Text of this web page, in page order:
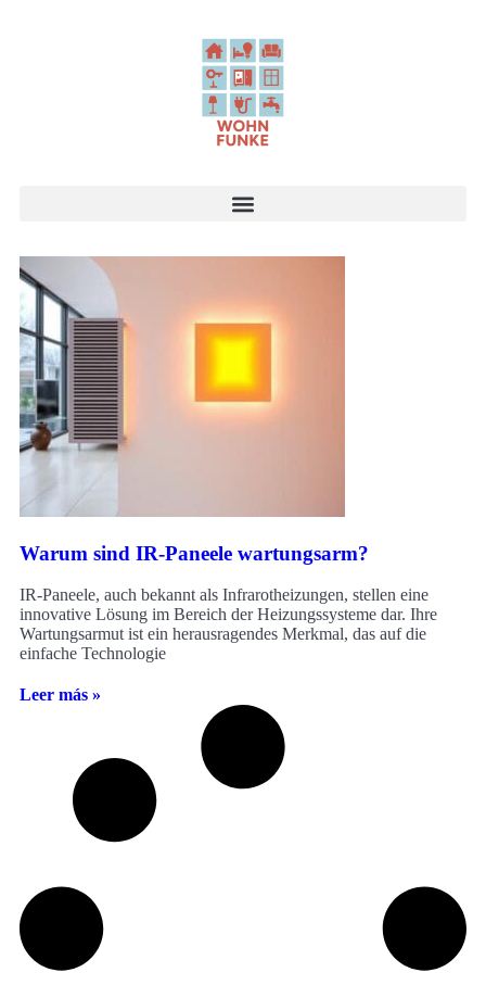
Warum sind IR-Paneele wartungsarm?
IR-Paneele, auch bekannt als Infrarotheizungen, stellen eine
innovative Lösung im Bereich der Heizungssysteme dar. Ihre
Wartungsarmut ist ein herausragendes Merkmal, das auf die
einfache Technologie
Leer más »